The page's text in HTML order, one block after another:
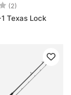
(2)
Texas Lock